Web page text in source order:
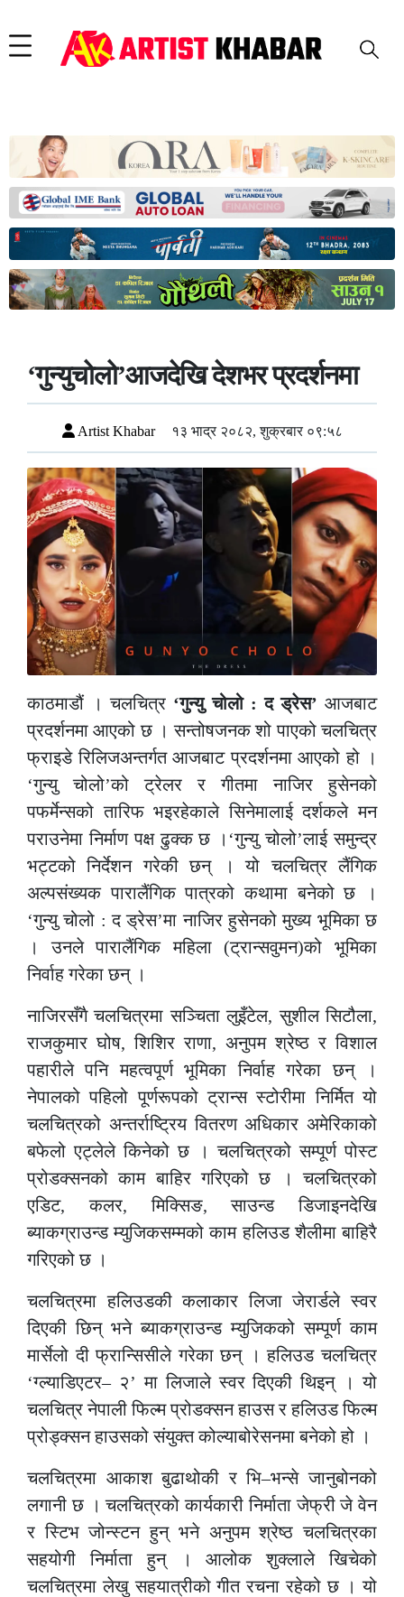
‘गुन्युचोलो’आजदेखि देशभर प्रदर्शनमा
Artist Khabar १३ भाद्र २०८२, शुक्रबार ०९:५८
काठमाडौं । चलचित्र ‘गुन्यु चोलो : द ड्रेस’ आजबाट
प्रदर्शनमा आएको छ । सन्तोषजनक शो पाएको चलचित्र
फ्राइडे रिलिजअन्तर्गत आजबाट प्रदर्शनमा आएको हो ।
‘गुन्यु चोलो’को ट्रेलर र गीतमा नाजिर हुसेनको
पफर्मेन्सको तारिफ भइरहेकाले सिनेमालाई दर्शकले मन
पराउनेमा निर्माण पक्ष ढुक्क छ ।‘गुन्यु चोलो’लाई समुन्द्र
भट्टको निर्देशन गरेकी छन् । यो चलचित्र लैंगिक
अल्पसंख्यक पारालैंगिक पात्रको कथामा बनेको छ ।
‘गुन्यु चोलो : द ड्रेस’मा नाजिर हुसेनको मुख्य भूमिका छ
। उनले पारालैंगिक महिला (ट्रान्सवुमन)को भूमिका
निर्वाह गरेका छन् ।
नाजिरसँगै चलचित्रमा सञ्चिता लुइँटेल, सुशील सिटौला,
राजकुमार घोष, शिशिर राणा, अनुपम श्रेष्ठ र विशाल
पहारीले पनि महत्वपूर्ण भूमिका निर्वाह गरेका छन् ।
नेपालको पहिलो पूर्णरूपको ट्रान्स स्टोरीमा निर्मित यो
चलचित्रको अन्तर्राष्ट्रिय वितरण अधिकार अमेरिकाको
बफेलो एट्लेले किनेको छ । चलचित्रको सम्पूर्ण पोस्ट
प्रोडक्सनको काम बाहिर गरिएको छ । चलचित्रको
एडिट, कलर, मिक्सिङ, साउन्ड डिजाइनदेखि
ब्याकग्राउन्ड म्युजिकसम्मको काम हलिउड शैलीमा बाहिरै
गरिएको छ ।
चलचित्रमा हलिउडकी कलाकार लिजा जेरार्डले स्वर
दिएकी छिन् भने ब्याकग्राउन्ड म्युजिकको सम्पूर्ण काम
मार्सेलो दी फ्रान्सिसीले गरेका छन् । हलिउड चलचित्र
‘ग्ल्याडिएटर– २’ मा लिजाले स्वर दिएकी थिइन् । यो
चलचित्र नेपाली फिल्म प्रोडक्सन हाउस र हलिउड फिल्म
प्रोड्क्सन हाउसको संयुक्त कोल्याबोरेसनमा बनेको हो ।
चलचित्रमा आकाश बुढाथोकी र भि–भन्से जानुबोनको
लगानी छ । चलचित्रको कार्यकारी निर्माता जेफ्री जे वेन
र स्टिभ जोन्स्टन हुन् भने अनुपम श्रेष्ठ चलचित्रका
सहयोगी निर्माता हुन् । आलोक शुक्लाले खिचेको
चलचित्रमा लेखु सहयात्रीको गीत रचना रहेको छ । यो